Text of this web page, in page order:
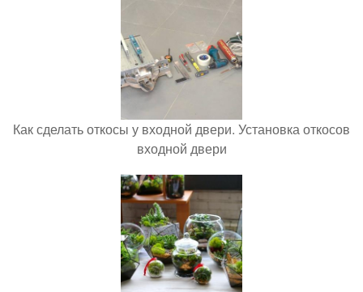
Как сделать откосы у входной двери. Установка откосов
входной двери